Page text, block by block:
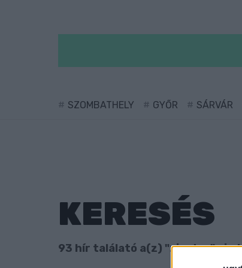
SZOMBATHELY GYŐR SÁRVÁR
KERESÉS
93 hír találató a(z) "zivatar"